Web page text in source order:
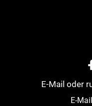
E-Mail oder
E-